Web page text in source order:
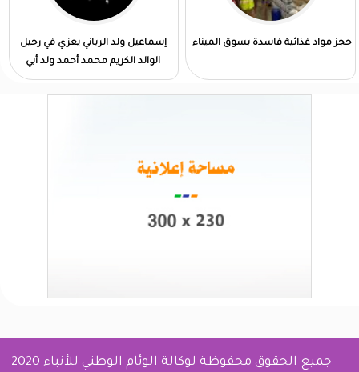
حجز مواد غذائية فاسدة بسوق الميناء
إسماعيل ولد الرباني يعزي في رحيل
الوالد الكريم محمد أحمد ولد أبي
جميع الحقوق محفوظة لوكالة الوئام الوطني للأنباء 2020